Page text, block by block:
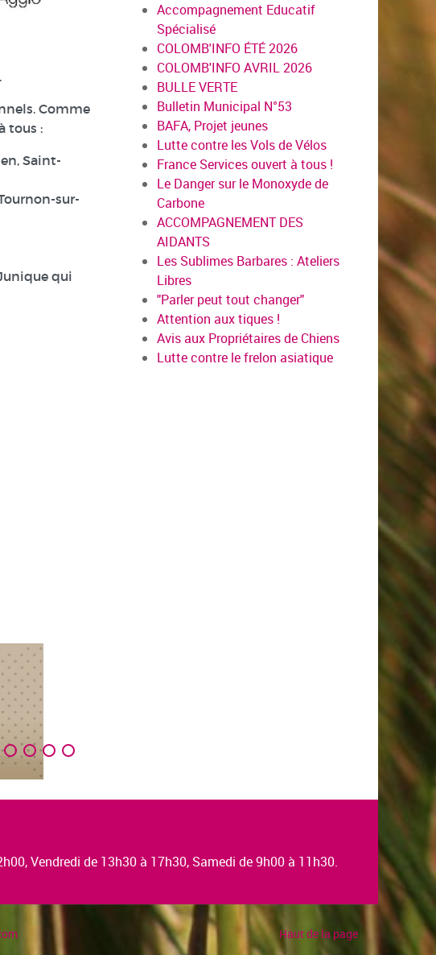
Comme
tous :
Saint-
sur-
qui
Accompagnement Educatif
Spécialisé
COLOMB'INFO ÉTÉ 2026
COLOMB'INFO AVRIL 2026
BULLE VERTE
Bulletin Municipal N°53
BAFA, Projet jeunes
Lutte contre les Vols de Vélos
France Services ouvert à tous !
Le Danger sur le Monoxyde de
Carbone
ACCOMPAGNEMENT DES
AIDANTS
Les Sublimes Barbares : Ateliers
Libres
"Parler peut tout changer"
Attention aux tiques !
Avis aux Propriétaires de Chiens
Lutte contre le frelon asiatique
Vendredi de 13h30 à 17h30, Samedi de 9h00 à 11h30.
Haut de la page